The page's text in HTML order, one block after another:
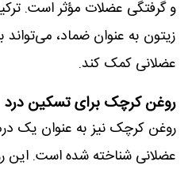
و گرفتگی عضلات مؤثر است.
زیتون به عنوان ضماد،
عضلانی کمک کند.
روغن کرچک برای تسکین درد
روغن کرچک نیز به عنوان یک
عضلانی شناخته شده است. این